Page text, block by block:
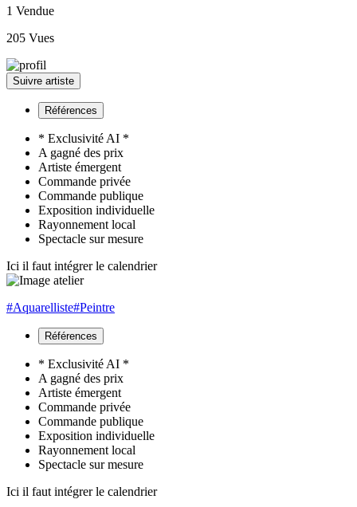
1 Vendue
205 Vues
Suivre artiste
Références
* Exclusivité AI *
A gagné des prix
Artiste émergent
Commande privée
Commande publique
Exposition individuelle
Rayonnement local
Spectacle sur mesure
Ici il faut intégrer le calendrier
#Aquarelliste#Peintre
Références
* Exclusivité AI *
A gagné des prix
Artiste émergent
Commande privée
Commande publique
Exposition individuelle
Rayonnement local
Spectacle sur mesure
Ici il faut intégrer le calendrier